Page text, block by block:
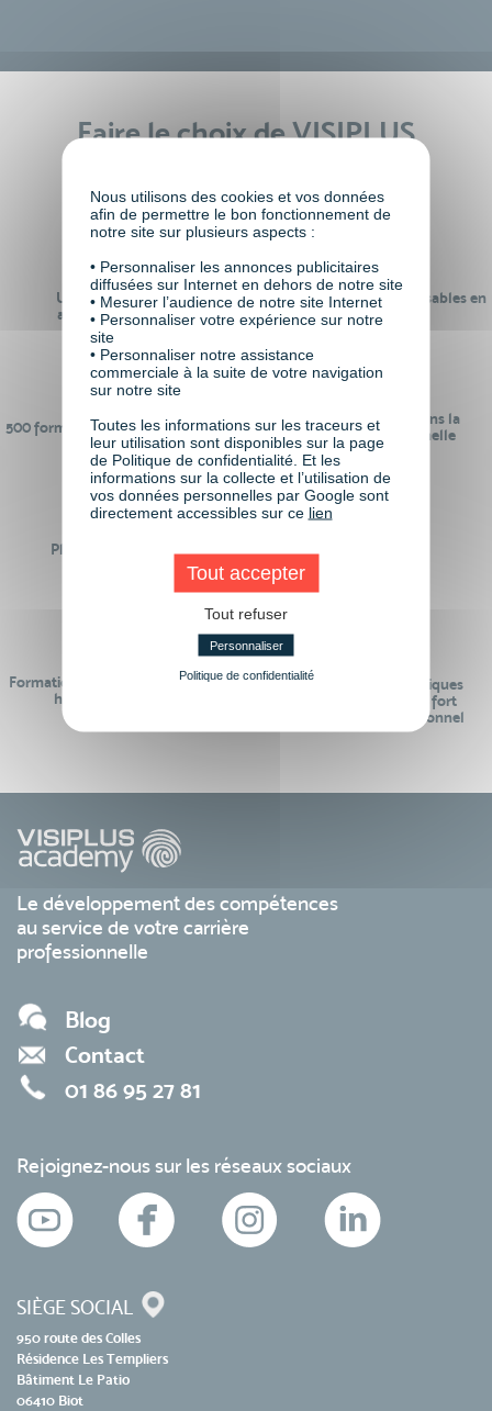
Faire le choix de VISIPLUS
Un réseau de 22 000
anciens participants
100% des formations réalisables en
digital learning
500 formations pour se préparer au
monde de demain
24 ans d'expérience dans la
formation professionnelle
Plus de 50 formations
Des intervenants
Formations réalisables pendant ou
hors temps de travail
Des contenus pédagogiques
« de pointe » et en lien fort
avec le monde professionnel
Le développement des compétences
au service de votre carrière
professionnelle
Blog
Contact
01 86 95 27 81
Rejoignez-nous sur les réseaux sociaux
SIÈGE SOCIAL
950 route des Colles
Résidence Les Templiers
Bâtiment Le Patio
06410 Biot
Nous utilisons des cookies et vos données
afin de permettre le bon fonctionnement de
notre site sur plusieurs aspects :
• Personnaliser les annonces publicitaires
diffusées sur Internet en dehors de notre site
• Mesurer l’audience de notre site Internet
• Personnaliser votre expérience sur notre
site
• Personnaliser notre assistance
commerciale à la suite de votre navigation
sur notre site
Toutes les informations sur les traceurs et
leur utilisation sont disponibles sur la page
de Politique de confidentialité. Et les
informations sur la collecte et l’utilisation de
vos données personnelles par Google sont
directement accessibles sur ce lien
Tout accepter
Tout refuser
Personnaliser
Politique de confidentialité